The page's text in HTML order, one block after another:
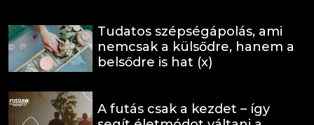
Tudatos szépségápolás, ami
nemcsak a külsődre, hanem a
belsődre is hat (x)
A futás csak a kezdet – így